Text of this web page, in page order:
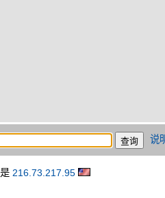
说
216.73.217.95